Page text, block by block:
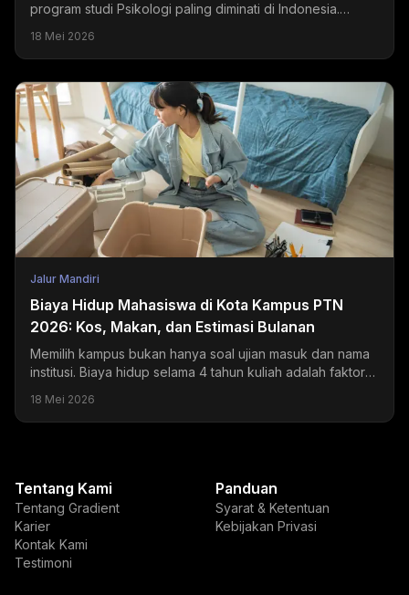
program studi Psikologi paling diminati di Indonesia.
18 Mei 2026
Jalur Mandiri
Biaya Hidup Mahasiswa di Kota Kampus PTN
2026: Kos, Makan, dan Estimasi Bulanan
Memilih kampus bukan hanya soal ujian masuk dan nama
institusi. Biaya hidup selama 4 tahun kuliah adalah faktor
18 Mei 2026
Tentang Kami
Tentang Gradient
Karier
Kontak Kami
Testimoni
Panduan
Syarat & Ketentuan
Kebijakan Privasi